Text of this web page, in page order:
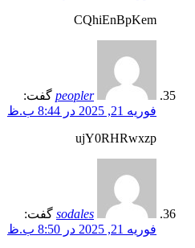
CQhiEnBpKem
peopler گفت:
فوریه 21, 2025 در 8:44 ب.ظ
ujY0RHRwxzp
sodales گفت:
فوریه 21, 2025 در 8:50 ب.ظ